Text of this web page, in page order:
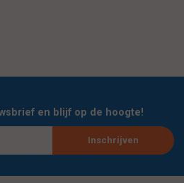
en blijf op de hoogte!
Inschrijven